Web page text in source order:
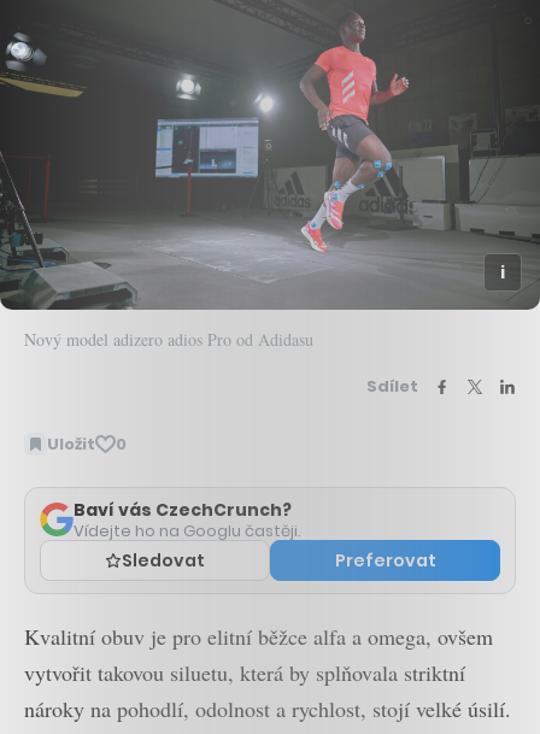
Nový model adizero adios Pro od Adidasu
Sdílet
Uložit 0
Baví vás CzechCrunch?
Vídejte ho na Googlu častěji.
Sledovat Preferovat
Kvalitní obuv je pro elitní běžce alfa a omega, ovšem
vytvořit takovou siluetu, která by splňovala striktní
nároky na pohodlí, odolnost a rychlost, stojí velké úsilí.